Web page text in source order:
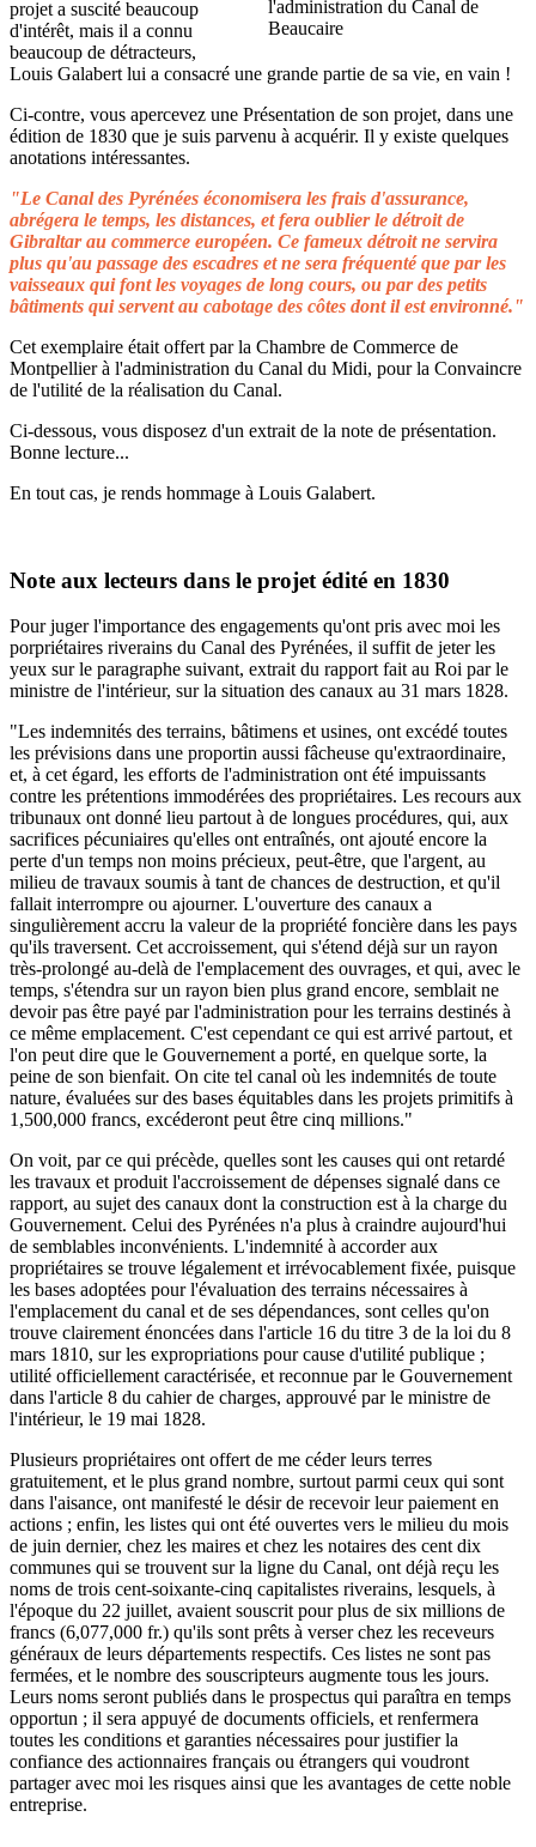
projet a suscité beaucoup
d'intérêt, mais il a connu
beaucoup de détracteurs,
Louis Galabert lui a consacré une grande partie de sa vie, en vain !
Ci-contre, vous apercevez une Présentation de son projet, dans une
édition de 1830 que je suis parvenu à acquérir. Il y existe quelques
anotations intéressantes.
"Le Canal des Pyrénées économisera les frais d'assurance,
abrégera le temps, les distances, et fera oublier le détroit de
Gibraltar au commerce européen. Ce fameux détroit ne servira
plus qu'au passage des escadres et ne sera fréquenté que par les
vaisseaux qui font les voyages de long cours, ou par des petits
bâtiments qui servent au cabotage des côtes dont il est environné."
Cet exemplaire était offert par la Chambre de Commerce de
Montpellier à l'administration du Canal du Midi, pour la Convaincre
de l'utilité de la réalisation du Canal.
Ci-dessous, vous disposez d'un extrait de la note de présentation.
Bonne lecture...
En tout cas, je rends hommage à Louis Galabert.
Note aux lecteurs dans le projet édité en 1830
Pour juger l'importance des engagements qu'ont pris avec moi les
porpriétaires riverains du Canal des Pyrénées, il suffit de jeter les
yeux sur le paragraphe suivant, extrait du rapport fait au Roi par le
ministre de l'intérieur, sur la situation des canaux au 31 mars 1828.
"Les indemnités des terrains, bâtimens et usines, ont excédé toutes
les prévisions dans une proportin aussi fâcheuse qu'extraordinaire,
et, à cet égard, les efforts de l'administration ont été impuissants
contre les prétentions immodérées des propriétaires. Les recours aux
tribunaux ont donné lieu partout à de longues procédures, qui, aux
sacrifices pécuniaires qu'elles ont entraînés, ont ajouté encore la
perte d'un temps non moins précieux, peut-être, que l'argent, au
milieu de travaux soumis à tant de chances de destruction, et qu'il
fallait interrompre ou ajourner. L'ouverture des canaux a
singulièrement accru la valeur de la propriété foncière dans les pays
qu'ils traversent. Cet accroissement, qui s'étend déjà sur un rayon
très-prolongé au-delà de l'emplacement des ouvrages, et qui, avec le
temps, s'étendra sur un rayon bien plus grand encore, semblait ne
devoir pas être payé par l'administration pour les terrains destinés à
ce même emplacement. C'est cependant ce qui est arrivé partout, et
l'on peut dire que le Gouvernement a porté, en quelque sorte, la
peine de son bienfait. On cite tel canal où les indemnités de toute
nature, évaluées sur des bases équitables dans les projets primitifs à
1,500,000 francs, excéderont peut être cinq millions."
On voit, par ce qui précède, quelles sont les causes qui ont retardé
les travaux et produit l'accroissement de dépenses signalé dans ce
rapport, au sujet des canaux dont la construction est à la charge du
Gouvernement. Celui des Pyrénées n'a plus à craindre aujourd'hui
de semblables inconvénients. L'indemnité à accorder aux
propriétaires se trouve légalement et irrévocablement fixée, puisque
les bases adoptées pour l'évaluation des terrains nécessaires à
l'emplacement du canal et de ses dépendances, sont celles qu'on
trouve clairement énoncées dans l'article 16 du titre 3 de la loi du 8
mars 1810, sur les expropriations pour cause d'utilité publique ;
utilité officiellement caractérisée, et reconnue par le Gouvernement
dans l'article 8 du cahier de charges, approuvé par le ministre de
l'intérieur, le 19 mai 1828.
Plusieurs propriétaires ont offert de me céder leurs terres
gratuitement, et le plus grand nombre, surtout parmi ceux qui sont
dans l'aisance, ont manifesté le désir de recevoir leur paiement en
actions ; enfin, les listes qui ont été ouvertes vers le milieu du mois
de juin dernier, chez les maires et chez les notaires des cent dix
communes qui se trouvent sur la ligne du Canal, ont déjà reçu les
noms de trois cent-soixante-cinq capitalistes riverains, lesquels, à
l'époque du 22 juillet, avaient souscrit pour plus de six millions de
francs (6,077,000 fr.) qu'ils sont prêts à verser chez les receveurs
généraux de leurs départements respectifs. Ces listes ne sont pas
fermées, et le nombre des souscripteurs augmente tous les jours.
Leurs noms seront publiés dans le prospectus qui paraîtra en temps
opportun ; il sera appuyé de documents officiels, et renfermera
toutes les conditions et garanties nécessaires pour justifier la
confiance des actionnaires français ou étrangers qui voudront
partager avec moi les risques ainsi que les avantages de cette noble
entreprise.